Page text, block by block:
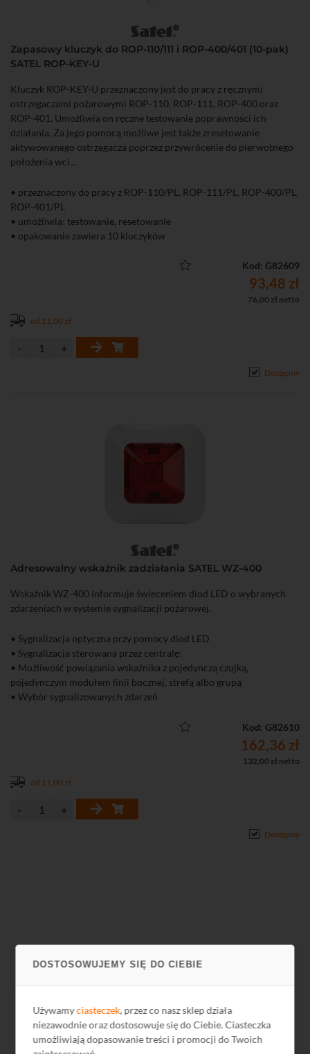
DOSTOSOWUJEMY SIĘ DO CIEBIE
Używamyciasteczek, przez co nasz sklep działa
niezawodnie oraz dostosowuje się do Ciebie. Ciasteczka
umożliwiają dopasowanie treści i promocji do Twoich
Zapasowy kluczyk do ROP-110/111 i ROP-400/401 (10-pak)
SATEL ROP-KEY-U
Kluczyk ROP-KEY-U przeznaczony jest do pracy z ręcznymi
ostrzegaczami pożarowymi ROP-110, ROP-111, ROP-400 oraz
ROP-401. Umożliwia on ręczne testowanie poprawności ich
działania. Za jego pomocą możliwe jest także zresetowanie
aktywowanego ostrzegacza poprzez przywrócenie do pierwotnego
położenia wci...
• przeznaczony do pracy z ROP-110/PL, ROP-111/PL, ROP-400/PL,
ROP-401/PL
• umożliwia: testowanie, resetowanie
• opakowanie zawiera 10 kluczyków
Kod: G82609
93,48 zł
76,00 zł netto
od 11,00 zł
Dostępny
Adresowalny wskaźnik zadziałania SATEL WZ-400
Wskaźnik WZ-400 informuje świeceniem diod LED o wybranych
zdarzeniach w systemie sygnalizacji pożarowej.
• Sygnalizacja optyczna przy pomocy diod LED
• Sygnalizacja sterowana przez centralę:
• Możliwość powiązania wskaźnika z pojedynczą czujką,
pojedynczym modułem linii bocznej, strefą albo grupą
• Wybór sygnalizowanych zdarzeń
Kod: G82610
162,36 zł
132,00 zł netto
od 11,00 zł
Dostępny
Wsparcie
Masz pytania lub uwagi?